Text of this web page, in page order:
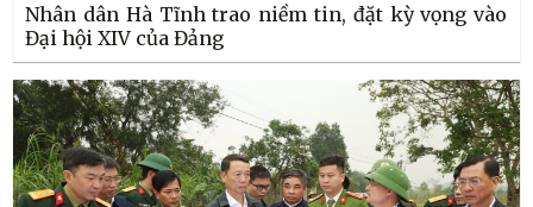
Nhân dân Hà Tĩnh trao niềm tin, đặt kỳ vọng vào
Đại hội XIV của Đảng